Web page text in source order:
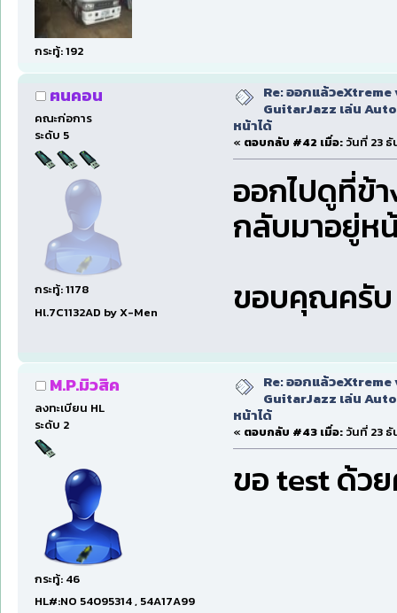
กระทู้: 192
ฅนคอน
คณะก่อการ
ระดับ 5
กระทู้: 1178
Hl.7C1132AD by X-Men
Re: ออกแล้ว
GuitarJazz เล่น
หน้าได้
« ตอบกลับ #42 เมื่อ: วันที่ 23 ธั
ออกไปดูที่ข้
กลับมาอยู่ห
ขอบคุณครับ
M.P.มิวสิค
ลงทะเบียน HL
ระดับ 2
กระทู้: 46
HL#:NO 54095314 , 54A17A99
Re: ออกแล้ว
GuitarJazz เล่น
หน้าได้
« ตอบกลับ #43 เมื่อ: วันที่ 23 ธั
ขอ test ด้ว